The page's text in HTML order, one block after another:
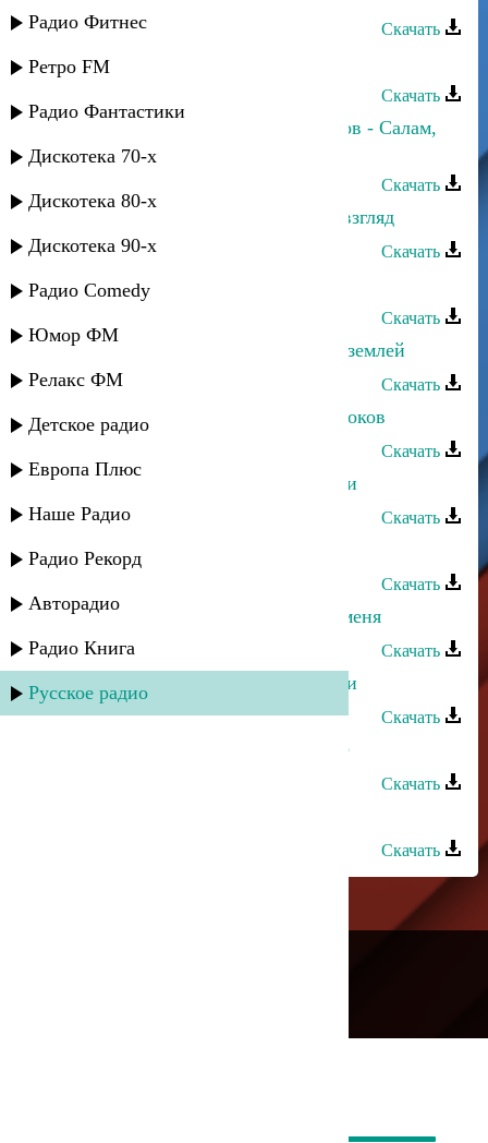
Радио Фитнес
Ретро FM
Радио Фантастики
Дискотека 70-х
Дискотека 80-х
Дискотека 90-х
Радио Comedy
Юмор ФМ
Релакс ФМ
Детское радио
Европа Плюс
Наше Радио
Радио Рекорд
Авторадио
Радио Книга
Русское радио
Скачать
Патимат Кагирова - Урахинская
Скачать
Патимат Кагирова и Ринат Каримов - Салам,
даргинцы!
Скачать
Патимат Кагирова - Твой чистый взгляд
Скачать
Патимат Кагирова - Уркилизи
Скачать
Патимат Кагирова и Султан - Над землей
Скачать
Патимат Кагирова - Матерям пророков
Скачать
Патимат Кагирова - За тобой пойти
Скачать
Патимат Кагирова - Вайнахи
Скачать
Патимат Кагирова - Подальше от меня
Скачать
Патимат Кагирова - Просьба любви
Скачать
Патимат Кагирова - Мои любимые
Скачать
Скачать